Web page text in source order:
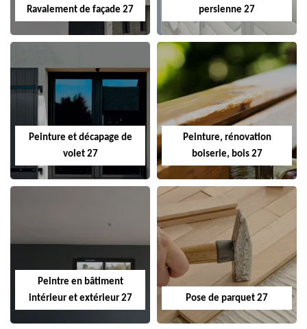
Ravalement de façade 27
persienne 27
Peinture et décapage de
volet 27
Peinture, rénovation
boiserie, bois 27
Peintre en bâtiment
intérieur et extérieur 27
Pose de parquet 27